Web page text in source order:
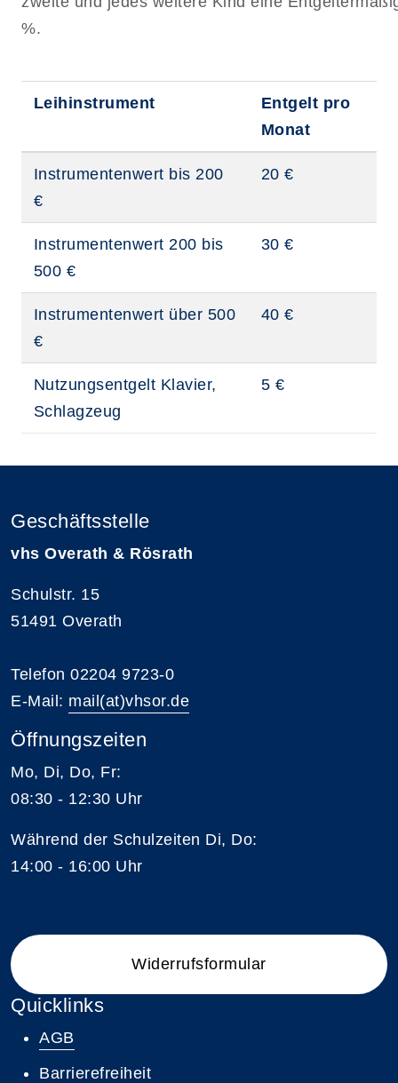
%.
Leihinstrument
Entgelt pro
Monat
Instrumentenwert bis 200
€
20 €
Instrumentenwert 200 bis
500 €
30 €
Instrumentenwert über 500
€
40 €
Nutzungsentgelt Klavier,
Schlagzeug
5 €
Geschäftsstelle
vhs Overath & Rösrath
Schulstr. 15
51491 Overath
Telefon 02204 9723-0
E-Mail: mail(at)vhsor.de
Öffnungszeiten
Mo, Di, Do, Fr:
08:30 - 12:30 Uhr
Während der Schulzeiten Di, Do:
14:00 - 16:00 Uhr
Widerrufsformular
Quicklinks
AGB
Barrierefreiheit